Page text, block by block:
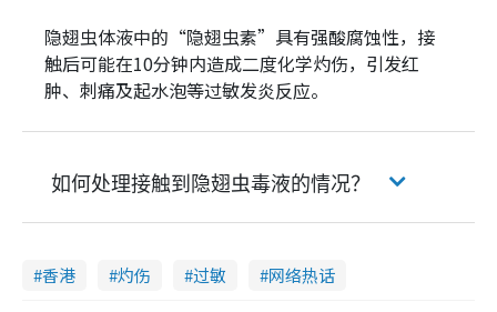
隐翅虫体液中的“隐翅虫素”具有强酸腐蚀性，接
触后可能在10分钟内造成二度化学灼伤，引发红
肿、刺痛及起水泡等过敏发炎反应。
如何处理接触到隐翅虫毒液的情况？
香港 灼伤 过敏 网络热话